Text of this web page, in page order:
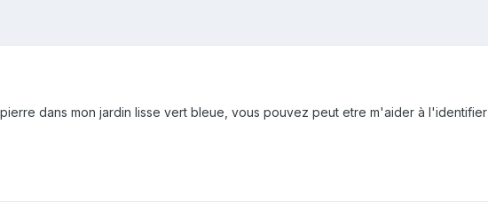
dans mon jardin lisse vert bleue, vous pouvez peut etre m'aider à l'identifier